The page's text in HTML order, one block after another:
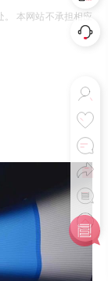
。 本网站不承担相应